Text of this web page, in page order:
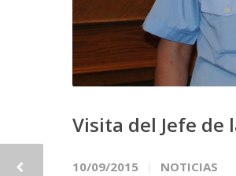
Visita del Jefe de
10/09/2015 NOTICIAS